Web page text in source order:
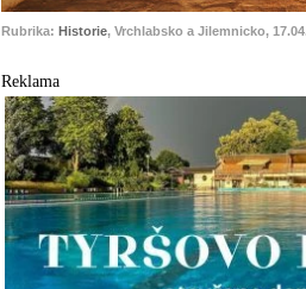
Rubrika: Historie, Vrchlabsko a Jilemnicko,
Reklama